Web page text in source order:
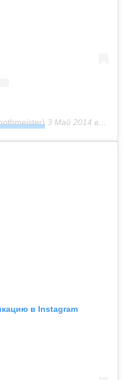
3 Май 2014 в 7:28 PDT
в Instagram